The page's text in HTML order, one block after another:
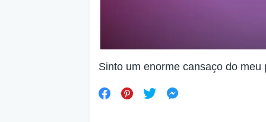
Sinto um enorme cansaço do meu